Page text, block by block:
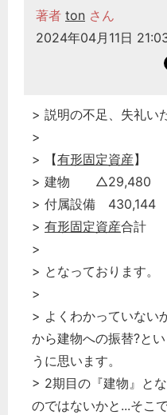
著者 ton さん
2024年04月11日
> 説明の不足、失礼い
>
> 【有形固定資産】
> 建物 △29,480
> 付属設備 430,144
> 有形固定資産合計
>
> となっております。
>
> よくわかっていない
から建物への振替?と
うに思います。
> 2期目の『建物』と
のではないかと...そこ